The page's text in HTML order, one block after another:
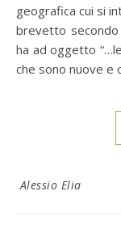
geografica cui si
brevetto secondo
ha ad oggetto
che sono nuove e
Alessio Elia